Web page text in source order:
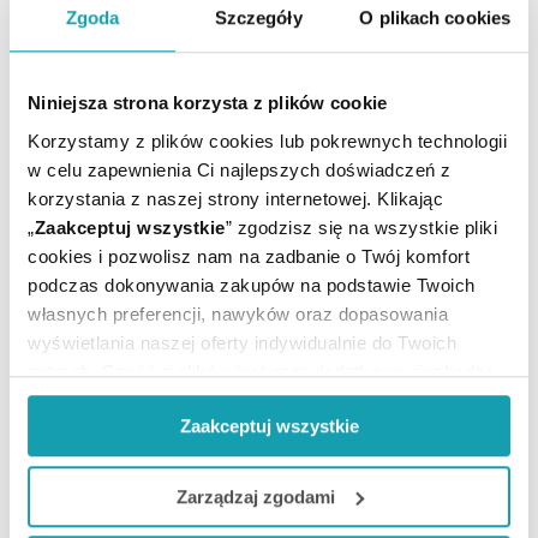
Zgoda Szczegóły O plikach cookies
Niniejsza strona korzysta z plików cookie
Korzystamy z plików cookies lub pokrewnych technologii
w celu zapewnienia Ci najlepszych doświadczeń z
korzystania z naszej strony internetowej. Klikając
„Zaakceptuj wszystkie” zgodzisz się na wszystkie pliki
cookies i pozwolisz nam na zadbanie o Twój komfort
podczas dokonywania zakupów na podstawie Twoich
własnych preferencji, nawyków oraz dopasowania
wyświetlania naszej oferty indywidualnie do Twoich
potrzeb. Część z plików jest nam dodatkowo niezbędna
do prawidłowego działania Portalu oraz jego
funkcjonalności. W zależności od funkcji, dane o tym jak
korzystasz z naszej witryny będą również przekazywane
do naszych Partnerów marketingowych i analitycznych.
Zaakceptuj wszystkie
Zarządzaj zgodami
Przedsiębiorstwo Farmaceutyczne „Ziołolek" Sp. z o.o.
tel. 61 8352363
e-mail: sekretariat@ziololek.com.pl
Podmiot odpowiedzialny
Przedsiębiorstwo Farmaceutyczne „Ziołolek" Sp. z o.o.
ul. Starołęcka 189,
61-341 Poznań
tel. 61 8352363
faks 61 8352363
e-mail: sekretariat@ziololek.com.pl
To jest lek. Dla bezpieczeństwa stosuj go zgodnie z
ulotką dołączoną do opakowania. Nie przekraczaj